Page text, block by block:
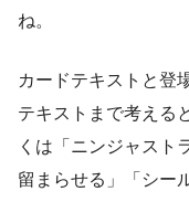
ね。
カードテキストと登
テキストまで考える
くは「ニンジャスト
留まらせる」「シー